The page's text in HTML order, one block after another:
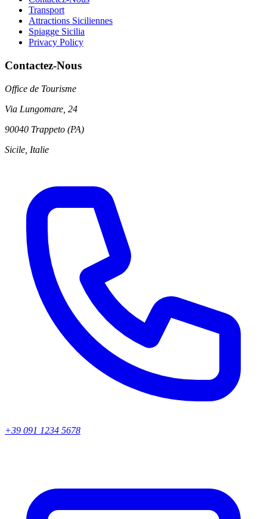
Transport
Attractions Siciliennes
Spiagge Sicilia
Privacy Policy
Contactez-Nous
Office de Tourisme
Via Lungomare, 24
90040 Trappeto (PA)
Sicile, Italie
+39 091 1234 5678